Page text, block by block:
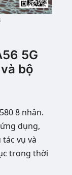
5G
bộ
8 nhân.
dụng,
vụ và
trong thời